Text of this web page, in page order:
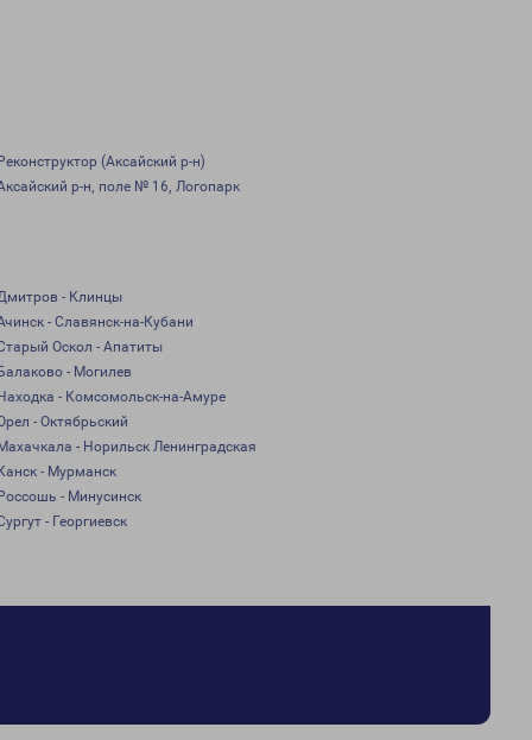
(Аксайский р-н)
р-н, поле № 16, Логопарк
- Клинцы
- Славянск-на-Кубани
Оскол - Апатиты
- Могилев
- Комсомольск-на-Амуре
- Октябрьский
- Норильск Ленинградская
- Мурманск
- Минусинск
- Георгиевск